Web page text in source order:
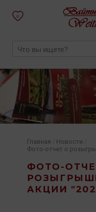
0
ФОТО-
АКЦИИ
Главная Новости